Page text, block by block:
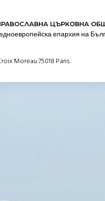
ЦЪРКОВНА
епархия на
Moreau 75018 Paris